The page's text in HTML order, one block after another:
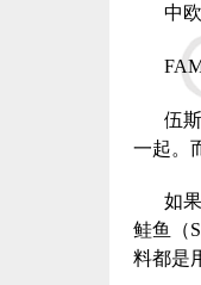
中
伍
一起。
如
鲑鱼（
料都是